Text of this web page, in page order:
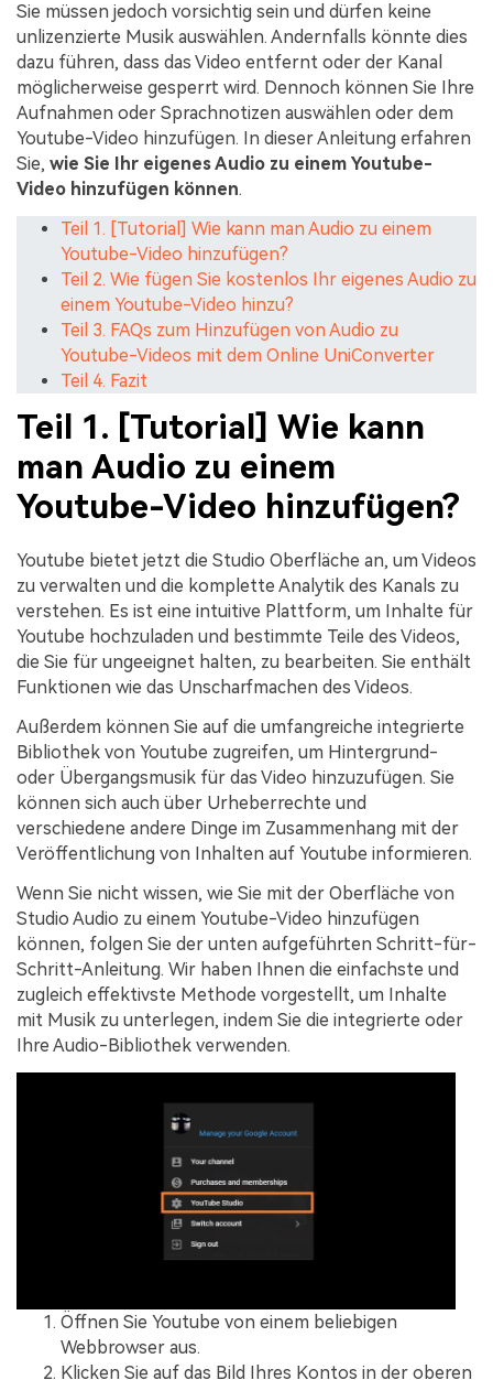
Sie müssen jedoch vorsichtig sein und dürfen keine
unlizenzierte Musik auswählen. Andernfalls könnte dies
dazu führen, dass das Video entfernt oder der Kanal
möglicherweise gesperrt wird. Dennoch können Sie Ihre
Aufnahmen oder Sprachnotizen auswählen oder dem
Youtube-Video hinzufügen. In dieser Anleitung erfahren
Sie, wie Sie Ihr eigenes Audio zu einem Youtube-
Video hinzufügen können.
Teil 1. [Tutorial] Wie kann man Audio zu einem
Youtube-Video hinzufügen?
Teil 2. Wie fügen Sie kostenlos Ihr eigenes Audio zu
einem Youtube-Video hinzu?
Teil 3. FAQs zum Hinzufügen von Audio zu
Youtube-Videos mit dem Online UniConverter
Teil 4. Fazit
Teil 1. [Tutorial] Wie kann
man Audio zu einem
Youtube-Video hinzufügen?
Youtube bietet jetzt die Studio Oberfläche an, um Videos
zu verwalten und die komplette Analytik des Kanals zu
verstehen. Es ist eine intuitive Plattform, um Inhalte für
Youtube hochzuladen und bestimmte Teile des Videos,
die Sie für ungeeignet halten, zu bearbeiten. Sie enthält
Funktionen wie das Unscharfmachen des Videos.
Außerdem können Sie auf die umfangreiche integrierte
Bibliothek von Youtube zugreifen, um Hintergrund-
oder Übergangsmusik für das Video hinzuzufügen. Sie
können sich auch über Urheberrechte und
verschiedene andere Dinge im Zusammenhang mit der
Veröffentlichung von Inhalten auf Youtube informieren.
Wenn Sie nicht wissen, wie Sie mit der Oberfläche von
Studio Audio zu einem Youtube-Video hinzufügen
können, folgen Sie der unten aufgeführten Schritt-für-
Schritt-Anleitung. Wir haben Ihnen die einfachste und
zugleich effektivste Methode vorgestellt, um Inhalte
mit Musik zu unterlegen, indem Sie die integrierte oder
Ihre Audio-Bibliothek verwenden.
Öffnen Sie Youtube von einem beliebigen
Webbrowser aus.
Klicken Sie auf das Bild Ihres Kontos in der oberen